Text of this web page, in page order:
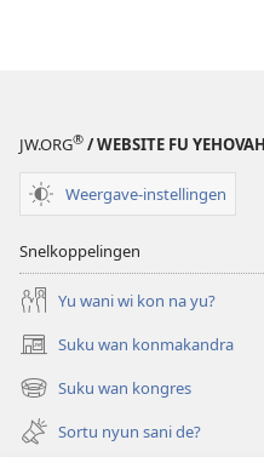
JW.ORG® / WEBSITE FU
Weergave-instellingen
Snelkoppelingen
Yu wani wi kon na yu?
Suku wan konmakandra
(opent
nieuw
venster)
Suku wan kongres
(opent
nieuw
venster)
Sortu nyun sani de?